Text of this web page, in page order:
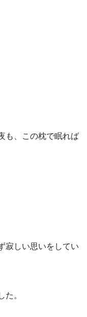
も、この枕で眠れば
寂しい思いをしてい
。